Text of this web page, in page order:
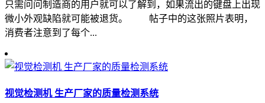
只需问问制造商的用户就可以了解到，如果流出的键盘上出现
微小外观缺陷就可能被退货。 帖子中的这张照片表明，
消费者注意到了每个...
视觉检测机 生产厂家的质量检测系统